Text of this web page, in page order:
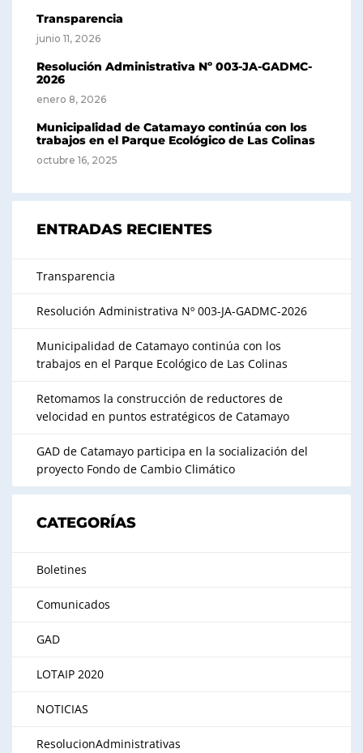
Transparencia
junio 11, 2026
Resolución Administrativa Nº 003-JA-GADMC-
2026
enero 8, 2026
Municipalidad de Catamayo continúa con los
trabajos en el Parque Ecológico de Las Colinas
octubre 16, 2025
ENTRADAS RECIENTES
Transparencia
Resolución Administrativa Nº 003-JA-GADMC-2026
Municipalidad de Catamayo continúa con los
trabajos en el Parque Ecológico de Las Colinas
Retomamos la construcción de reductores de
velocidad en puntos estratégicos de Catamayo
GAD de Catamayo participa en la socialización del
proyecto Fondo de Cambio Climático
CATEGORÍAS
Boletines
Comunicados
GAD
LOTAIP 2020
NOTICIAS
ResolucionAdministrativas